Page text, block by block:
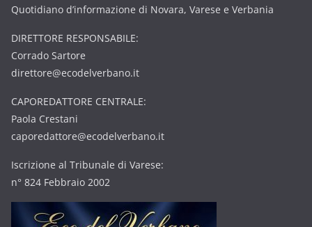
Quotidiano d’informazione di Novara, Varese e Verbania
DIRETTORE RESPONSABILE:
Corrado Sartore
direttore@ecodelverbano.it
CAPOREDATTORE CENTRALE:
Paola Crestani
caporedattore@ecodelverbano.it
Iscrizione al Tribunale di Varese:
n° 824 Febbraio 2002